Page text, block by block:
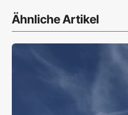
Ähnliche Artikel